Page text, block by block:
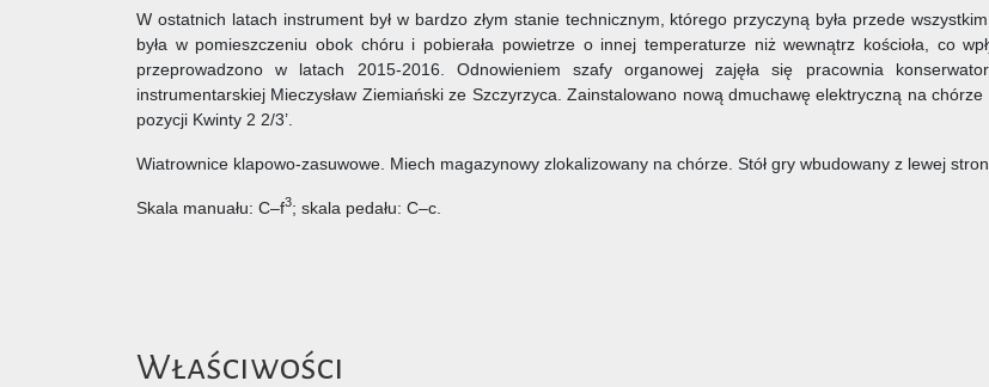
W ostatnich latach instrument był w bardzo złym stanie technicznym, którego przyczyną była przede
była w pomieszczeniu obok chóru i pobierała powietrze o innej temperaturze niż wewnątrz kościoła, co
przeprowadzono w latach 2015-2016. Odnowieniem szafy organowej zajęła się pracownia
instrumentarskiej Mieczysław Ziemiański ze Szczyrzyca. Zainstalowano nową dmuchawę elektryczną na
pozycji Kwinty 2 2/3’.
Wiatrownice klapowo-zasuwowe. Miech magazynowy zlokalizowany na chórze. Stół gry wbudowany z lewej
Skala manuału: C–f3; skala pedału: C–c.
Właściwości